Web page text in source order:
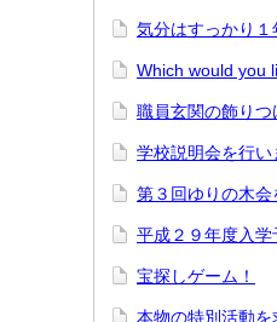
気分はすっかり１
Which would you
職員玄関の飾りつ
学校説明会を行い
第３回ゆりの木会
平成２９年度入学
宝探しゲーム！
本物の特別活動を